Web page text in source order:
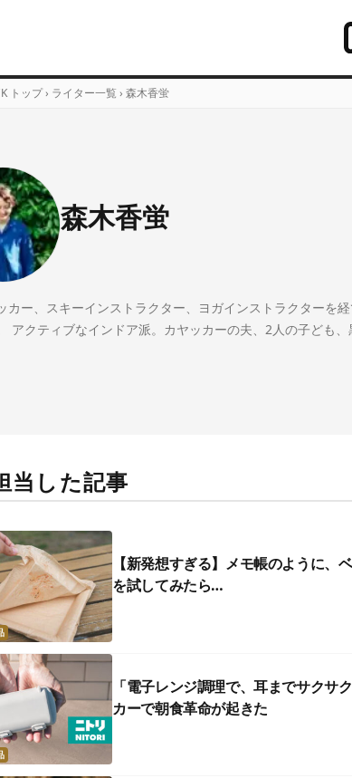
トップ › ライター一覧 › 森木香蛍
森木香蛍
カー、スキーインストラクター、ヨガインストラクターを
アクティブなインドア派。カヤッカーの夫、2人の子ども
当した記事
【新発想すぎる】メモ帳のように、
を試してみたら…
「電子レンジ調理で、耳までサク
カーで朝食革命が起きた